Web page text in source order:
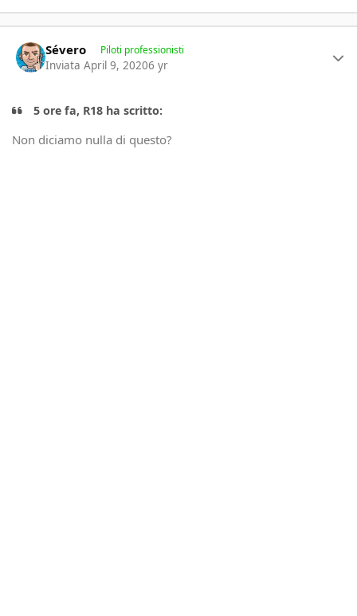
Sévero Piloti professionisti
Inviata April 9, 20206 yr
5 ore fa, R18 ha scritto:
Non diciamo nulla di questo?